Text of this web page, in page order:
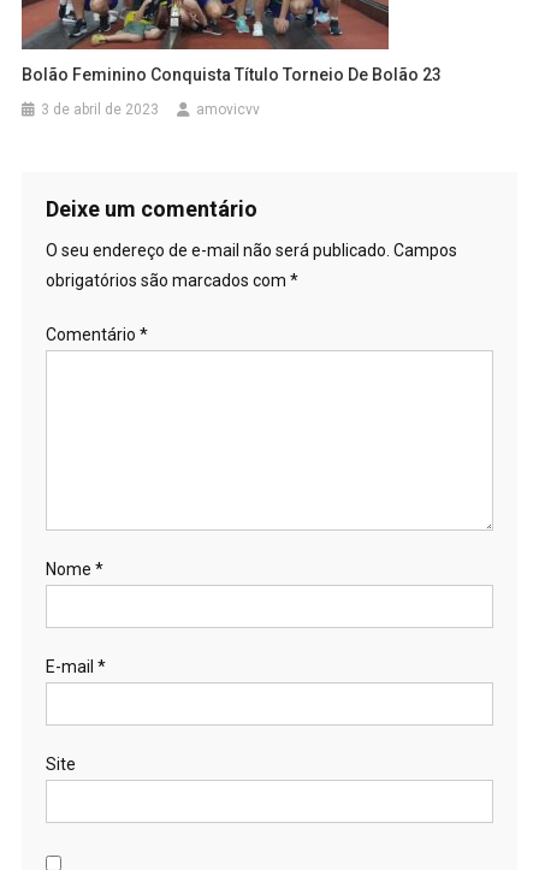
Bolão Feminino Conquista Título Torneio De Bolão 23
3 de abril de 2023 amovicvv
Deixe um comentário
O seu endereço de e-mail não será publicado. Campos
obrigatórios são marcados com *
Comentário *
Nome *
E-mail *
Site